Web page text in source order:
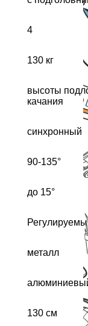
4
130 кг
высоты
качания
синхронный
90-135°
до 15°
металл
130 см